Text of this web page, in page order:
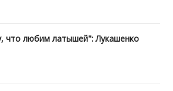
что любим латышей": Лукашенко